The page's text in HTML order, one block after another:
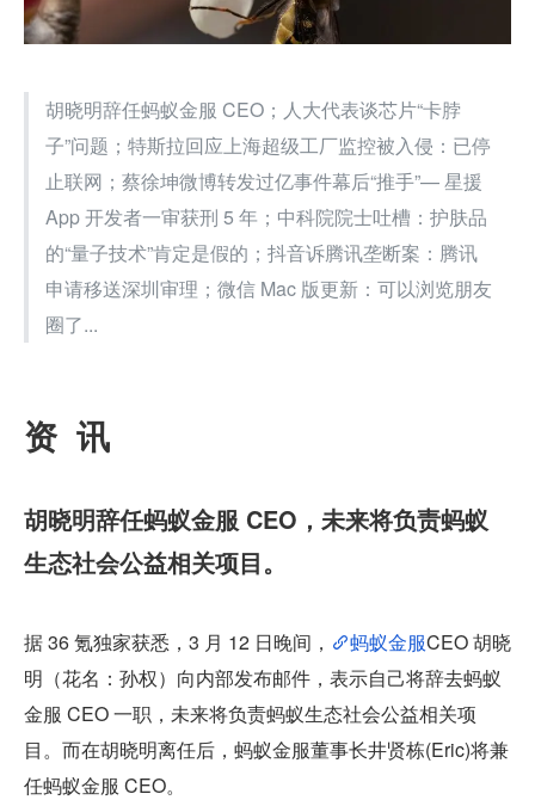
胡晓明辞任蚂蚁金服 CEO；人大代表谈芯片“卡脖
子”问题；特斯拉回应上海超级工厂监控被入侵：已停
止联网；蔡徐坤微博转发过亿事件幕后“推手”— 星援
App 开发者一审获刑 5 年；中科院院士吐槽：护肤品
的“量子技术”肯定是假的；抖音诉腾讯垄断案：腾讯
申请移送深圳审理；微信 Mac 版更新：可以浏览朋友
圈了...
资  讯
胡晓明辞任蚂蚁金服 CEO，未来将负责蚂蚁
生态社会公益相关项目。
据 36 氪独家获悉，3 月 12 日晚间， 蚂蚁金服CEO 胡晓
明（花名：孙权）向内部发布邮件，表示自己将辞去蚂蚁
金服 CEO 一职，未来将负责蚂蚁生态社会公益相关项
目。而在胡晓明离任后，蚂蚁金服董事长井贤栋(Eric)将兼
任蚂蚁金服 CEO。